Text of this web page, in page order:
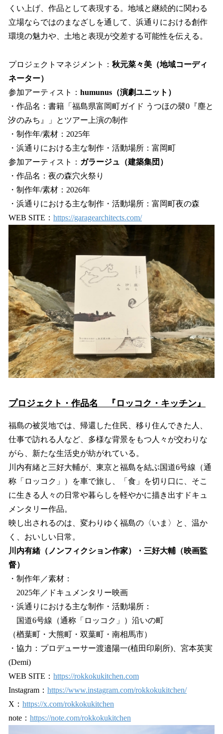
くい上げ、作品として表現する。地域と継続的に関わる
立場ならではのまなざしを通して、浜通りにおける創作
環境の魅力や、土地と表現が交差する可能性を伝える。
プロジェクトマネジメント： 秋元菜々美（地域コーディ
ネーター）
参加アーティスト： humunus（演劇ユニット）
・作品名：書籍「福島県富岡町ガイド うつほの襞0『塵と
汐のみち』」とツアー上演の制作
・制作年/素材：2025年
・浜通りにおける主な制作・活動場所：富岡町
参加アーティスト： ガラージュ（建築集団）
・作品名：夜の森穴火祭り
・制作年/素材：2026年
・浜通りにおける主な制作・活動場所：富岡町夜の森
WEB SITE： https://garagearchitects.com/
プロジェクト・作品名 『ロッコク・キッチン』
福島の被災地では、帰還した住民、移り住んできた人、
仕事で訪れる人など、多様な背景をもつ人々が交わりな
がら、新たな生活史が紡がれている。
川内有緒と三好大輔が、東京と福島を結ぶ国道6号線（通
称「ロッコク」）を車で旅し、「食」を切り口に、そこ
に生きる人々の日常や暮らしを軽やかに描き出すドキュ
メンタリー作品。
映し出されるのは、変わりゆく福島の〈いま〉と、温か
く、おいしい日常。
川内有緒（ノンフィクション作家）・三好大輔（映画監
督）
・制作年／素材：
2025年／ドキュメンタリー映画
・浜通りにおける主な制作・活動場所：
国道6号線（通称「ロッコク」）沿いの町
（楢葉町・大熊町・双葉町・南相馬市）
・協力：プロデューサー渡邉陽一(植田印刷所)、宮本英実
(Demi)
WEB SITE： https://rokkokukitchen.com
Instagram： https://www.instagram.com/rokkokukitchen/
X： https://x.com/rokkokukitchen
note： https://note.com/rokkokukitchen